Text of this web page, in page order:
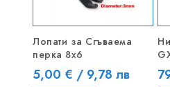
Лопати за Сгъваема
перка 8x6
Цена
5,00 € / 9,78 лв